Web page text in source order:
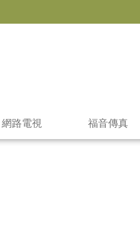
網路電視 福音傳真